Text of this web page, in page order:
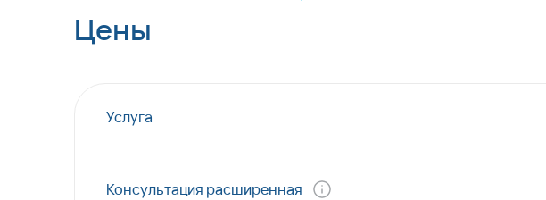
Цены
Услуга
Консультация расширенная